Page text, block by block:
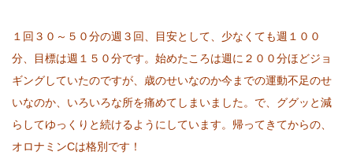
１回３０～５０分の週３回、目安として、少なくても週１００
分、目標は週１５０分です。始めたころは週に２００分ほどジョ
ギングしていたのですが、歳のせいなのか今までの運動不足のせ
いなのか、いろいろな所を痛めてしまいました。で、ググッと減
らしてゆっくりと続けるようにしています。帰ってきてからの、
オロナミンCは格別です！